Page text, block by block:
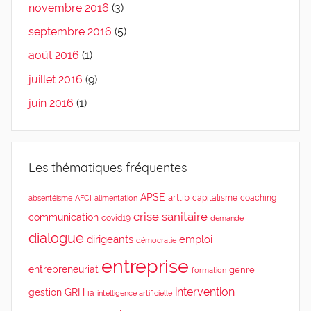
novembre 2016 (3)
septembre 2016 (5)
août 2016 (1)
juillet 2016 (9)
juin 2016 (1)
Les thématiques fréquentes
absentéisme AFCI alimentation APSE artlib capitalisme coaching
communication covid19 crise sanitaire demande
dialogue dirigeants démocratie emploi
entrepreneuriat entreprise formation genre
gestion GRH ia intelligence artificielle intervention